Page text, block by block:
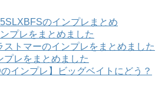
のインプレまとめ
プレをまとめました
ストマーのインプレをまとめました
プレをまとめました
インプレ】ビッグベイトにどう？